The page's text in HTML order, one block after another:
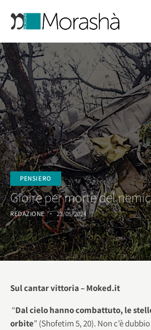
PENSIERO
Gioire per morte del
REDAZIONE 23/05/2024
Sul cantar vittoria – Moked.it
“Dal cielo hanno combattuto, le
orbite” (Shofetim 5, 20). Non c’è